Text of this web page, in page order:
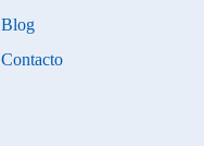
Blog
Contacto